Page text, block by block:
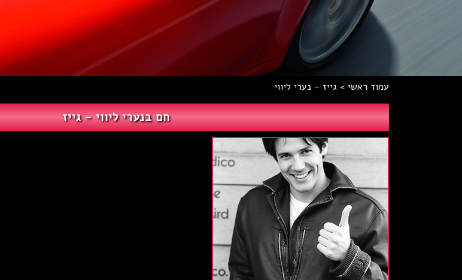
עמוד ראשי > גייז – נערי ליווי
חם בנערי ליווי - גייז